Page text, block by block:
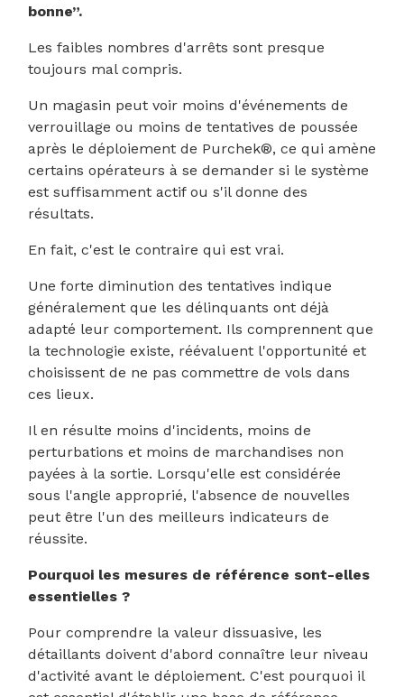
bonne”.
Les faibles nombres d'arrêts sont presque
toujours mal compris.
Un magasin peut voir moins d'événements de
verrouillage ou moins de tentatives de poussée
après le déploiement de Purchek®, ce qui amène
certains opérateurs à se demander si le système
est suffisamment actif ou s'il donne des
résultats.
En fait, c'est le contraire qui est vrai.
Une forte diminution des tentatives indique
généralement que les délinquants ont déjà
adapté leur comportement. Ils comprennent que
la technologie existe, réévaluent l'opportunité et
choisissent de ne pas commettre de vols dans
ces lieux.
Il en résulte moins d'incidents, moins de
perturbations et moins de marchandises non
payées à la sortie. Lorsqu'elle est considérée
sous l'angle approprié, l'absence de nouvelles
peut être l'un des meilleurs indicateurs de
réussite.
Pourquoi les mesures de référence sont-elles
essentielles ?
Pour comprendre la valeur dissuasive, les
détaillants doivent d'abord connaître leur niveau
d'activité avant le déploiement. C'est pourquoi il